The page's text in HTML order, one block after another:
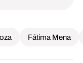
Fátima Mena